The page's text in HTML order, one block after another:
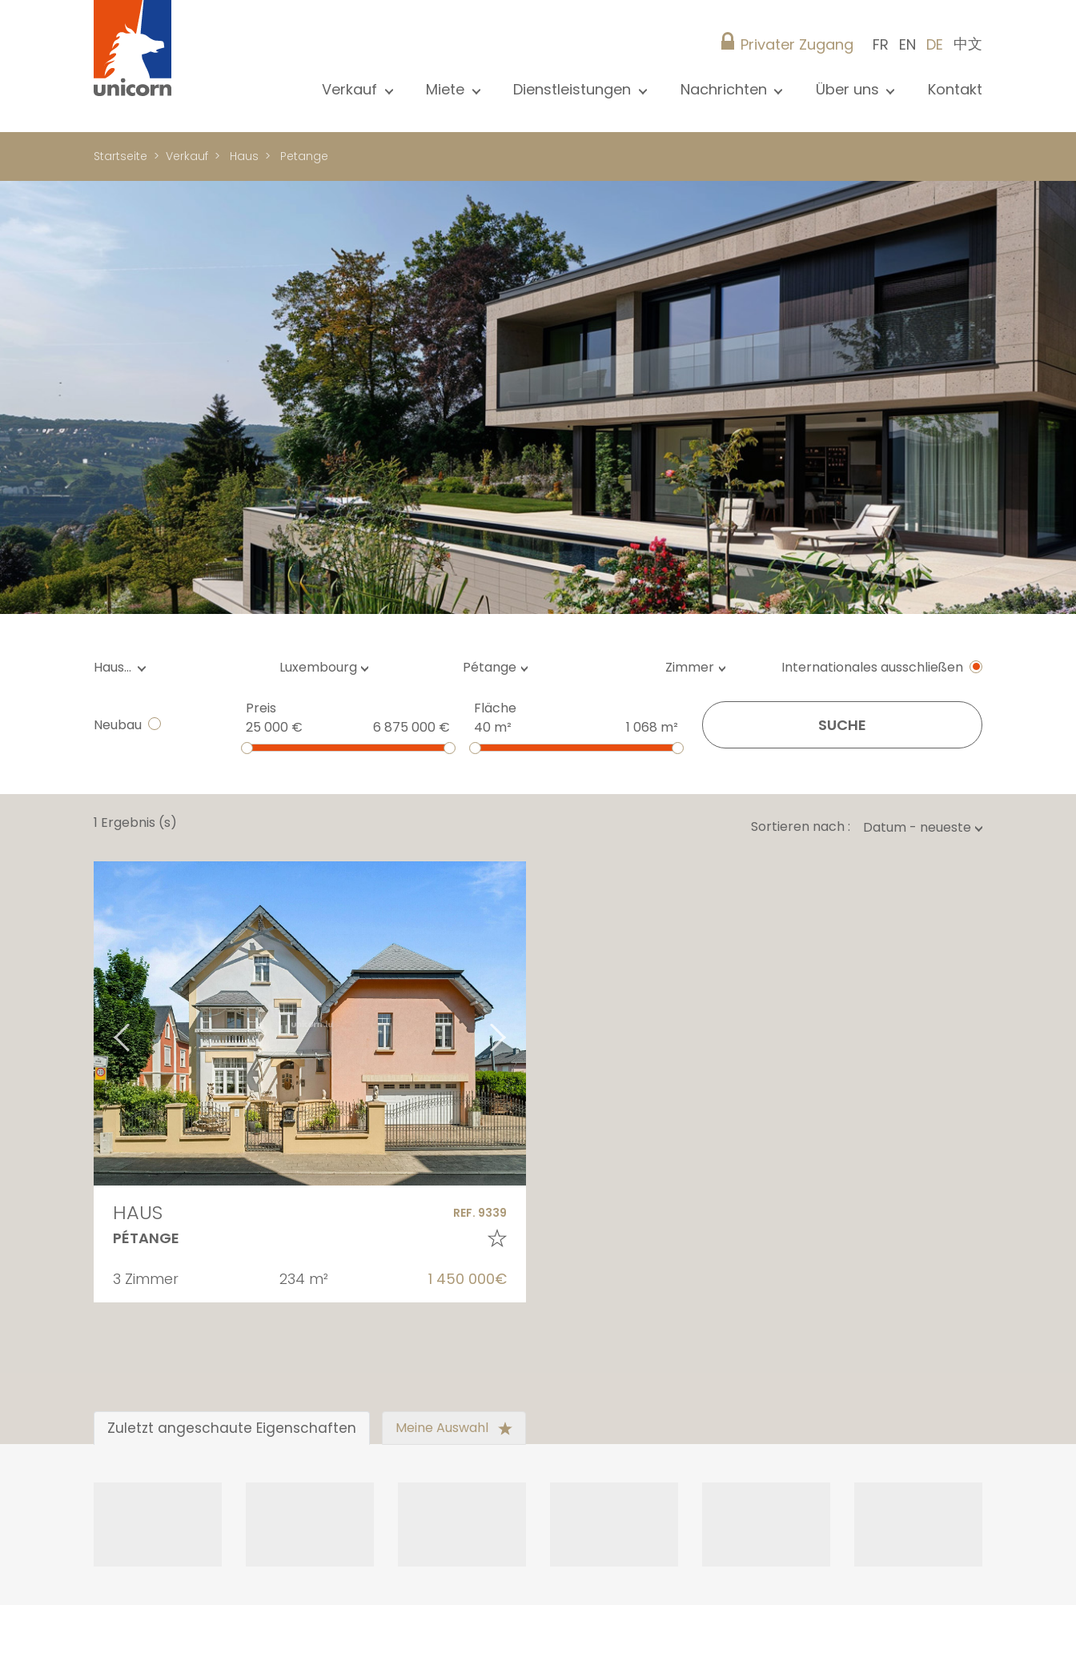
Privater Zugang FR EN DE 中文
Verkauf
Luxus-Immobilie
International
Wohnhaus
Büro
Geschäft
Garage / Parkplatz
Grundstück
Miete
Luxus-Immobilie
International
Büro
Geschäft
Garage / Parkplatz
Dienstleistungen
Privater zugang
Mietverwaltung
Gebäudemanagment
Nachrichten
Über uns
Tipps
Karriere
Kontakt
Startseite Verkauf Haus Petange
Haus… Luxembourg Pétange Zimmer Internationales ausschließen
Neubau
Preis
25 000 €
6 875 000 €
Fläche
40 m²
1 068 m² SUCHE
1 Ergebnis (s) Sortieren nach : Datum - neueste
HAUS REF. 9339
PÉTANGE
3 Zimmer 234 m² 1 450 000€
Zuletzt angeschaute Eigenschaften Meine Auswahl